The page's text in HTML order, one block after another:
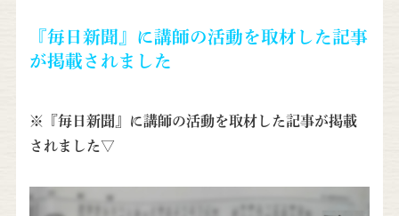
『毎日新聞』に講師の活動を取材した記事
が掲載されました
※『毎日新聞』に講師の活動を取材した記事が掲載
されました▽